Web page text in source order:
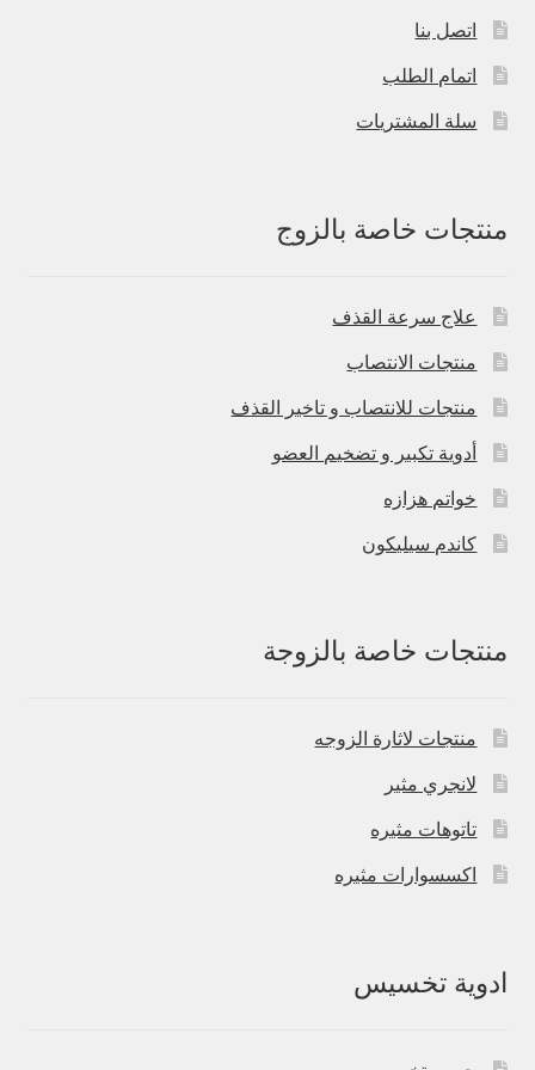
اتصل بنا
اتمام الطلب
سلة المشتريات
منتجات خاصة بالزوج
علاج سرعة القذف
منتجات الانتصاب
منتجات للانتصاب و تاخير القذف
أدوية تكبير و تضخيم العضو
خواتم هزازه
كاندم سيليكون
منتجات خاصة بالزوجة
منتجات لاثارة الزوجه
لانجري مثير
تاتوهات مثيره
اكسسوارات مثيره
ادوية تخسيس